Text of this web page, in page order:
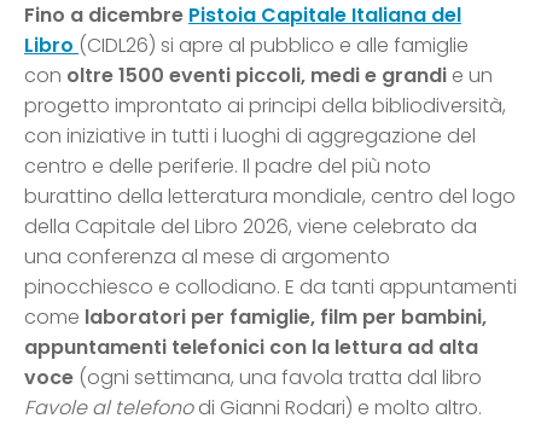
Fino a dicembre Pistoia Capitale Italiana del
Libro (CIDL26) si apre al pubblico e alle famiglie
con oltre 1500 eventi piccoli, medi e grandi e un
progetto improntato ai principi della bibliodiversità,
con iniziative in tutti i luoghi di aggregazione del
centro e delle periferie. Il padre del più noto
burattino della letteratura mondiale, centro del logo
della Capitale del Libro 2026, viene celebrato da
una conferenza al mese di argomento
pinocchiesco e collodiano. E da tanti appuntamenti
come laboratori per famiglie, film per bambini,
appuntamenti telefonici con la lettura ad alta
voce (ogni settimana, una favola tratta dal libro
Favole al telefonodi Gianni Rodari) e molto altro.